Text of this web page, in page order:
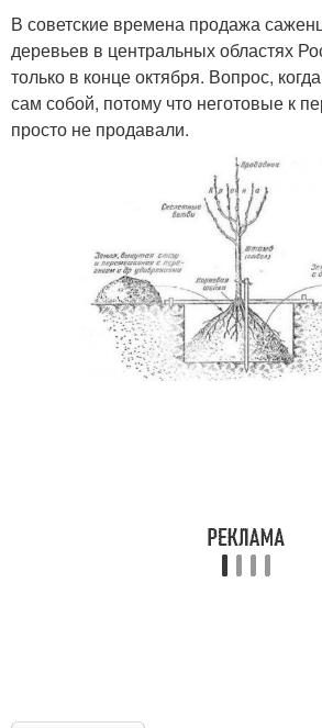
В советские времена продажа
деревьев в центральных областях
только в конце октября. Вопрос,
сам собой, потому что неготовые к
просто не продавали.